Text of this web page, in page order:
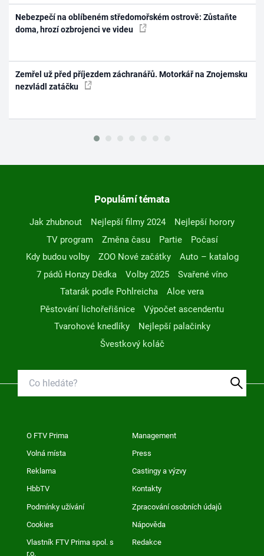
Nebezpečí na oblíbeném středomořském ostrově: Zůstaňte
doma, hrozí ozbrojenci ve videu
Zemřel už před příjezdem záchranářů. Motorkář na Znojemsku
nezvládl zatáčku
Populární témata
Jak zhubnout Nejlepší filmy 2024
Nejlepší horory
TV program
Změna času Partie
Počasí
Kdy budou volby
ZOO Nové začátky
Auto – katalog
7 pádů Honzy Dědka
Volby 2025
Svařené víno
Tatarák podle Pohlreicha
Aloe vera
Pěstování lichořeřišnice
Výpočet ascendentu
Tvarohové knedlíky
Nejlepší palačinky
Švestkový koláč
O FTV Prima Management
Volná místa Press
Reklama Castingy a výzvy
HbbTV Kontakty
Podmínky užívání Zpracování osobních údajů
Cookies Nápověda
Vlastník FTV Prima spol. s
r.o.
Redakce